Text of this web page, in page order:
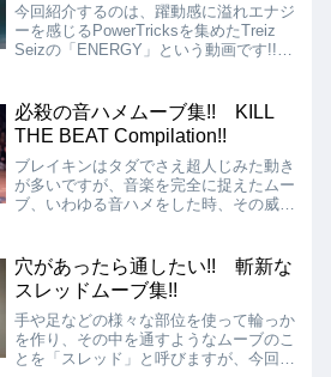
今回紹介するのは、躍動感に溢れエナジ
ーを感じるPowerTricksを集めたTreiz
Seizの「ENERGY」という動画です!!
りを切り取って集められており、見てい
るだけでも爽快な気持ちになります!!
必殺の音ハメムーブ集!! KILL
THE BEAT Compilation!!
ブレイキンはタダでさえ超人じみた動き
が多いですが、音楽を完全に捉えたムー
ブ、いわゆる音ハメをした時、その威力
まさにBEATをKILLするかのような爆発
力を生み出します!! 今回は、そんな音
ハメを集めた動画を紹介します!!
穴があったら通したい!! 斬新な
スレッドムーブ集!!
手や足などの様々な部位を使って輪っか
を作り、その中を通すようなムーブのこ
とを「スレッド」と呼びますが、今回は